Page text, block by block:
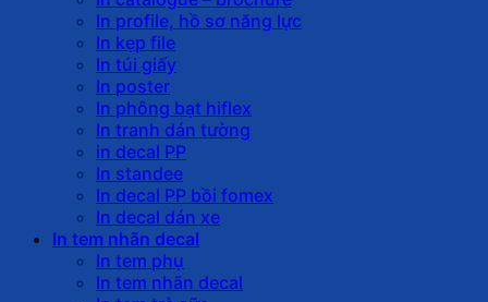
In profile, hồ sơ năng lực
In kẹp file
In túi giấy
In poster
In phông bạt hiflex
In tranh dán tường
in decal PP
In standee
In decal PP bồi fomex
In decal dán xe
In tem nhãn decal
In tem phụ
In tem nhãn decal